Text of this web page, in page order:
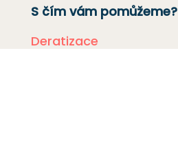
S čím vám pomůžeme?
Deratizace